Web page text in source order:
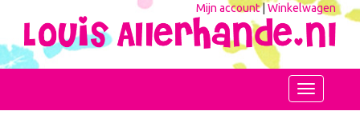
Mijn account|Winkelwagen
Toggle
navigation